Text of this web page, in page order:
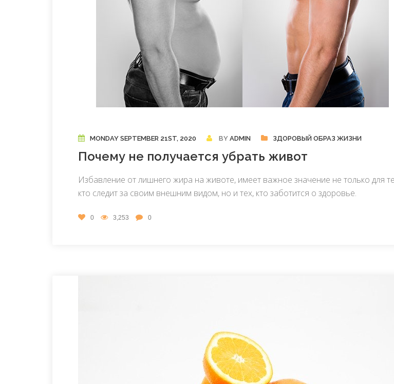
MONDAY SEPTEMBER 21ST, 2020 BY ADMIN ЗДОРОВЫЙ ОБРАЗ ЖИЗНИ
Почему не получается убрать живот
Избавление от лишнего жира на животе, имеет важное значение не только для
кто следит за своим внешним видом, но и тех, кто заботится о здоровье.
0 3,253 0